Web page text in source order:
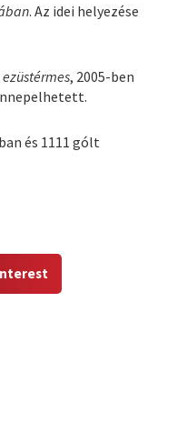
. Az idei helyezése
, 2005-ben
és 1111 gólt